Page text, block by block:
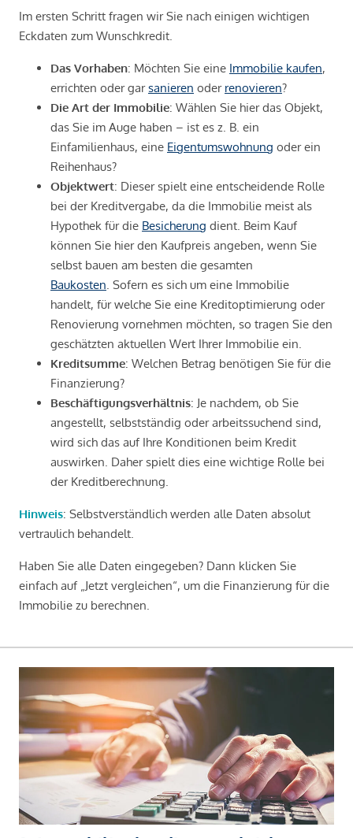
Im ersten Schritt fragen wir Sie nach einigen wichtigen
Eckdaten zum Wunschkredit.
Das Vorhaben: Möchten Sie eine Immobilie kaufen,
errichten oder garsanieren oder renovieren?
Die Art der Immobilie: Wählen Sie hier das Objekt,
das Sie im Auge haben – ist es z. B. ein
Einfamilienhaus, eine Eigentumswohnung oder ein
Reihenhaus?
Objektwert: Dieser spielt eine entscheidende Rolle
bei der Kreditvergabe, da die Immobilie meist als
Hypothek für die Besicherung dient. Beim Kauf
können Sie hier den Kaufpreis angeben, wenn Sie
selbst bauen am besten die gesamten
Baukosten . Sofern es sich um eine Immobilie
handelt, für welche Sie eine Kreditoptimierung oder
Renovierung vornehmen möchten, so tragen Sie den
geschätzten aktuellen Wert Ihrer Immobilie ein.
Kreditsumme: Welchen Betrag benötigen Sie für die
Finanzierung?
Beschäftigungsverhältnis: Je nachdem, ob Sie
angestellt, selbstständig oder arbeitssuchend sind,
wird sich das auf Ihre Konditionen beim Kredit
auswirken. Daher spielt dies eine wichtige Rolle bei
der Kreditberechnung.
Hinweis: Selbstverständlich werden alle Daten absolut
vertraulich behandelt.
Haben Sie alle Daten eingegeben? Dann klicken Sie
einfach auf „Jetzt vergleichen“, um die Finanzierung für die
Immobilie zu berechnen.